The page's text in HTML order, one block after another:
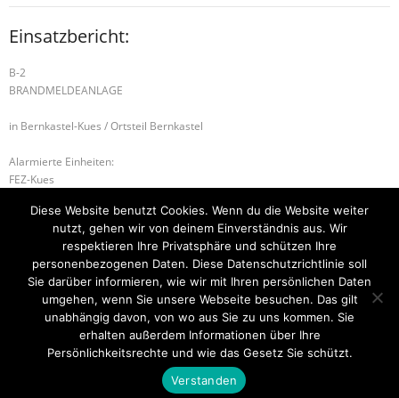
Einsatzbericht:
B-2
BRANDMELDEANLAGE
in Bernkastel-Kues / Ortsteil Bernkastel
Alarmierte Einheiten:
FEZ-Kues
Führungsstaffel-BeKu
B-2 BRANDMELDEANLAGE B-2 BRANDMELDEANLAGE
Startseite Einsätze Mitglied werden Über uns
Kontakt
Think Up Themes Ltd. Powered by
Diese Website benutzt Cookies. Wenn du die Website weiter
nutzt, gehen wir von deinem Einverständnis aus. Wir
respektieren Ihre Privatsphäre und schützen Ihre
personenbezogenen Daten. Diese Datenschutzrichtlinie soll
Sie darüber informieren, wie wir mit Ihren persönlichen Daten
umgehen, wenn Sie unsere Webseite besuchen. Das gilt
unabhängig davon, von wo aus Sie zu uns kommen. Sie
erhalten außerdem Informationen über Ihre
Persönlichkeitsrechte und wie das Gesetz Sie schützt.
Verstanden